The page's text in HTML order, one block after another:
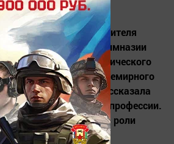
людей и Дня учителя
в татарской гимназии
с ветераном педагогического
местного отделения Всемирного
Шараевой. Она рассказала
к выбору своей профессии.
о своей работе в роли